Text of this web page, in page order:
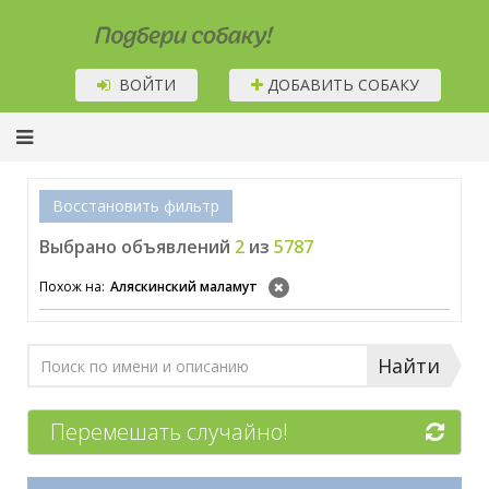
Подбери собаку!
ВОЙТИ ДОБАВИТЬ СОБАКУ
Восстановить фильтр
Выбрано объявлений 2 из 5787
Похож на: Аляскинский маламут
Найти
Перемешать случайно!